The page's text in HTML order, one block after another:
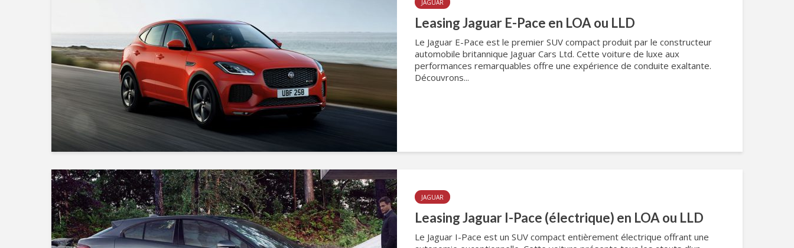
JAGUAR
Leasing Jaguar E-Pace en LOA ou LLD
Le Jaguar E-Pace est le premier SUV compact produit par le constructeur
automobile britannique Jaguar Cars Ltd. Cette voiture de luxe aux
performances remarquables offre une expérience de conduite exaltante.
Découvrons...
JAGUAR
Leasing Jaguar I-Pace (électrique) en LOA ou LLD
Le Jaguar I-Pace est un SUV compact entièrement électrique offrant une